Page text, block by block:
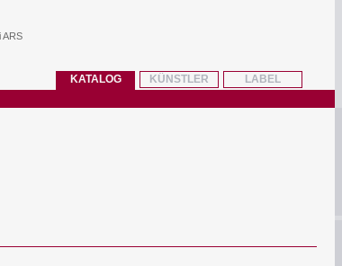
ARS
KATALOG KÜNSTLER
LABEL